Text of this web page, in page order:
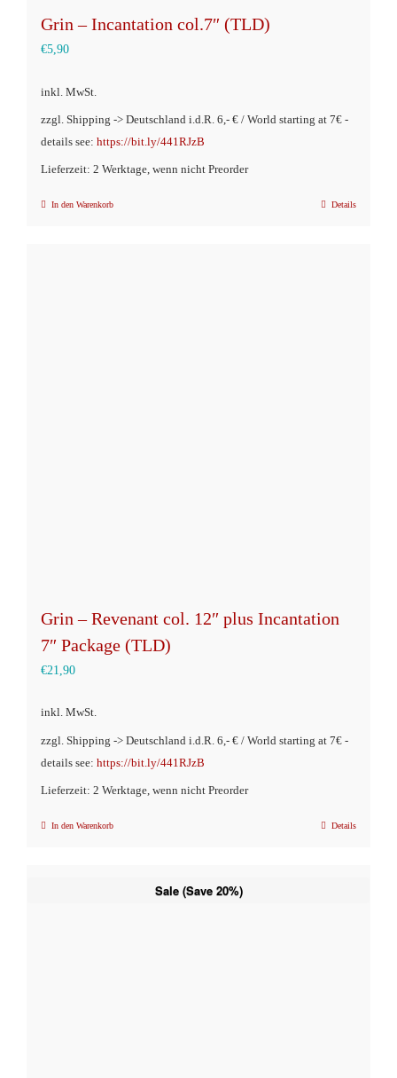
Grin – Incantation col.7″ (TLD)
€5,90
inkl. MwSt.
zzgl. Shipping -> Deutschland i.d.R. 6,- € / World starting at 7€ -
details see: https://bit.ly/441RJzB
Lieferzeit: 2 Werktage, wenn nicht Preorder
In den Warenkorb Details
Grin – Revenant col. 12″ plus Incantation
7″ Package (TLD)
€21,90
inkl. MwSt.
zzgl. Shipping -> Deutschland i.d.R. 6,- € / World starting at 7€ -
details see: https://bit.ly/441RJzB
Lieferzeit: 2 Werktage, wenn nicht Preorder
In den Warenkorb Details
Sale (Save 20%)